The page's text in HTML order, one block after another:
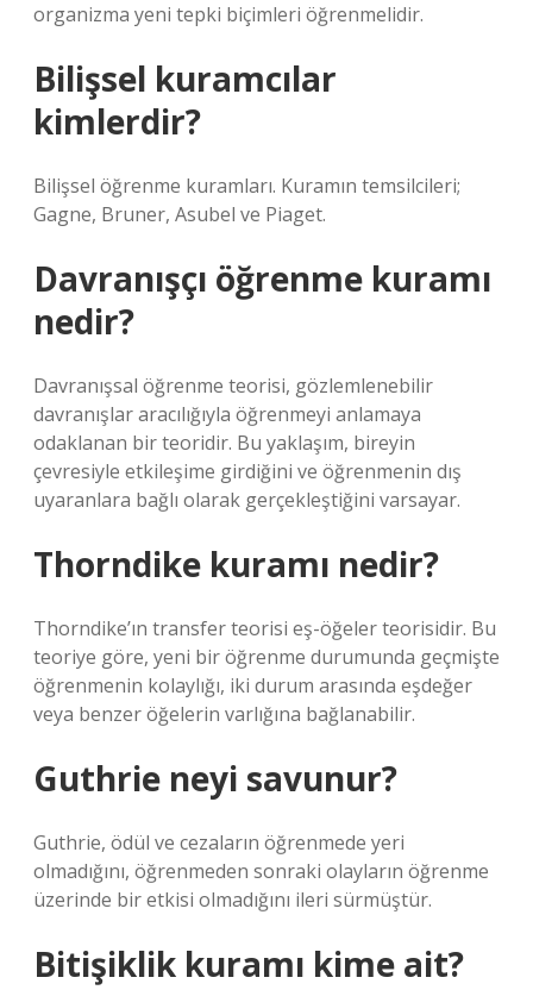
organizma yeni tepki biçimleri öğrenmelidir.
Bilişsel kuramcılar
kimlerdir?
Bilişsel öğrenme kuramları. Kuramın temsilcileri;
Gagne, Bruner, Asubel ve Piaget.
Davranışçı öğrenme kuramı
nedir?
Davranışsal öğrenme teorisi, gözlemlenebilir
davranışlar aracılığıyla öğrenmeyi anlamaya
odaklanan bir teoridir. Bu yaklaşım, bireyin
çevresiyle etkileşime girdiğini ve öğrenmenin dış
uyaranlara bağlı olarak gerçekleştiğini varsayar.
Thorndike kuramı nedir?
Thorndike’ın transfer teorisi eş-öğeler teorisidir. Bu
teoriye göre, yeni bir öğrenme durumunda geçmişte
öğrenmenin kolaylığı, iki durum arasında eşdeğer
veya benzer öğelerin varlığına bağlanabilir.
Guthrie neyi savunur?
Guthrie, ödül ve cezaların öğrenmede yeri
olmadığını, öğrenmeden sonraki olayların öğrenme
üzerinde bir etkisi olmadığını ileri sürmüştür.
Bitişiklik kuramı kime ait?